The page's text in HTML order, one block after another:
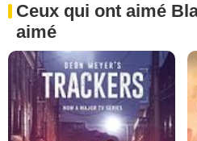
Ceux qui ont aimé
aimé